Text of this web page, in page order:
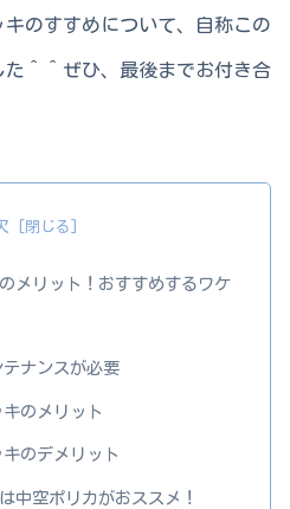
のすすめについて、自称この
た＾＾ぜひ、最後までお付き合
メリット！おすすめするワケ
ナンスが必要
のメリット
のデメリット
中空ポリカがおススメ！